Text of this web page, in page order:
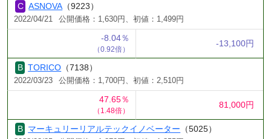
ASNOVA （9223）
2022/04/21 公開価格：1,630円、初値：1,499円
-8.04％
（0.92倍）
-13,100円
TORICO （7138）
2022/03/23 公開価格：1,700円、初値：2,510円
47.65％
（1.48倍）
81,000円
マーキュリーリアルテックイノベーター （5025）